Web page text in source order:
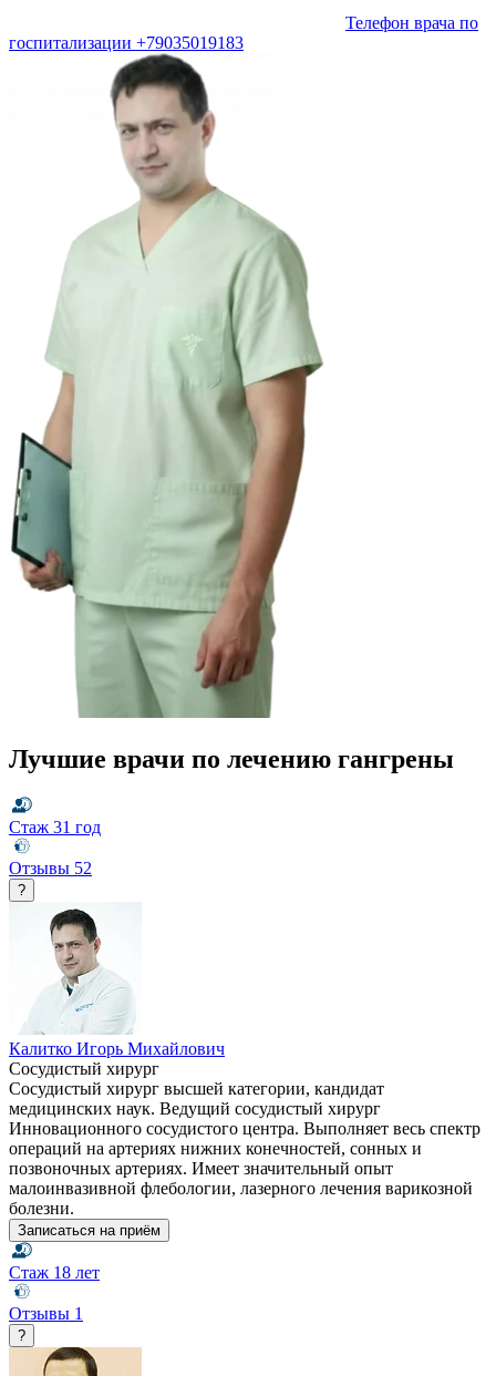
Телефон врача по
госпитализации +79035019183
Лучшие врачи по лечению гангрены
Стаж 31 год
Отзывы 52
?
Калитко Игорь Михайлович
Сосудистый хирург
Сосудистый хирург высшей категории, кандидат
медицинских наук. Ведущий сосудистый хирург
Инновационного сосудистого центра. Выполняет весь спектр
операций на артериях нижних конечностей, сонных и
позвоночных артериях. Имеет значительный опыт
малоинвазивной флебологии, лазерного лечения варикозной
болезни.
Записаться на приём
Стаж 18 лет
Отзывы 1
?